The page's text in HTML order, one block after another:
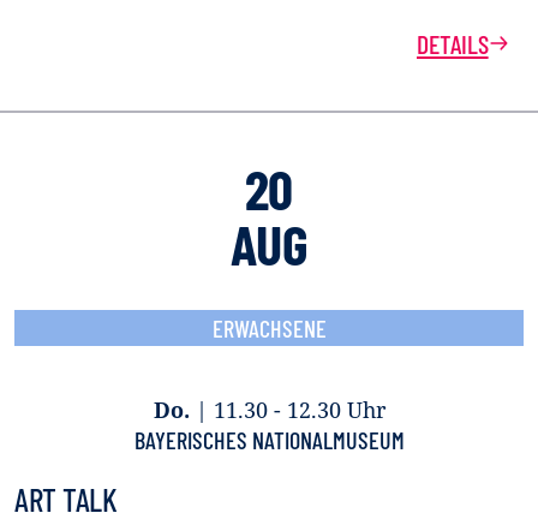
DETAILS
20
AUG
ERWACHSENE
Do. | 11.30 - 12.30 Uhr
BAYERISCHES NATIONALMUSEUM
ART TALK